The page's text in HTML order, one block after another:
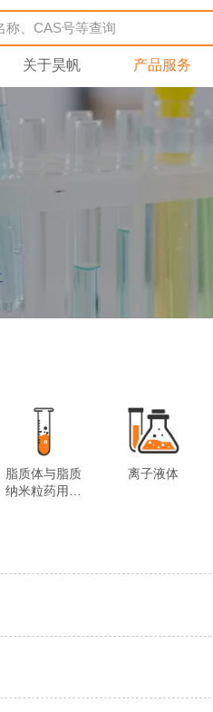
关于昊帆 产品服务
脂质体与脂质
纳米粒药用试
离子液体